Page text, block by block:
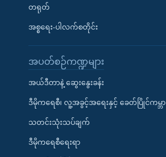
တရုတ်
အစ္စရေး-ပါလက်စတိုင်း
အပတ်စဉ်ကဏ္ဍများ
အယ်ဒီတာနဲ့ ဆွေးနွေးခန်း
ဒီမိုကရေစီ၊ လူ့အခွင့်အရေးနှင့် ခေတ်ပြိုင်ကမ္ဘာ
သတင်းသုံးသပ်ချက်
ဒီမိုကရေစီရေးရာ